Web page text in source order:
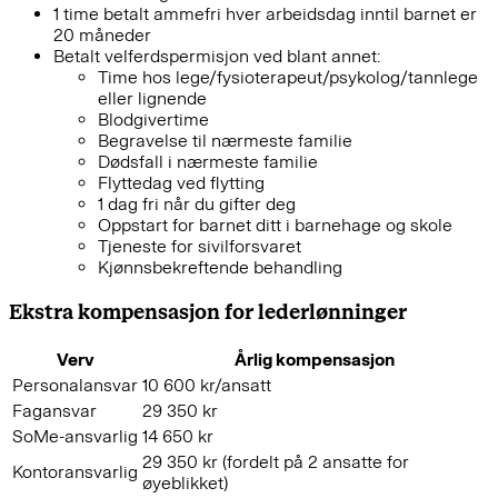
1 time betalt ammefri hver arbeidsdag inntil barnet er
20 måneder
Betalt velferdspermisjon ved blant annet:
Time hos lege/fysioterapeut/psykolog/tannlege
eller lignende
Blodgivertime
Begravelse til nærmeste familie
Dødsfall i nærmeste familie
Flyttedag ved flytting
1 dag fri når du gifter deg
Oppstart for barnet ditt i barnehage og skole
Tjeneste for sivilforsvaret
Kjønnsbekreftende behandling
Ekstra kompensasjon for lederlønninger
Verv
Årlig kompensasjon
Personalansvar 10 600 kr/ansatt
Fagansvar
29 350 kr
SoMe-ansvarlig 14 650 kr
Kontoransvarlig 29 350 kr (fordelt på 2 ansatte for
øyeblikket)